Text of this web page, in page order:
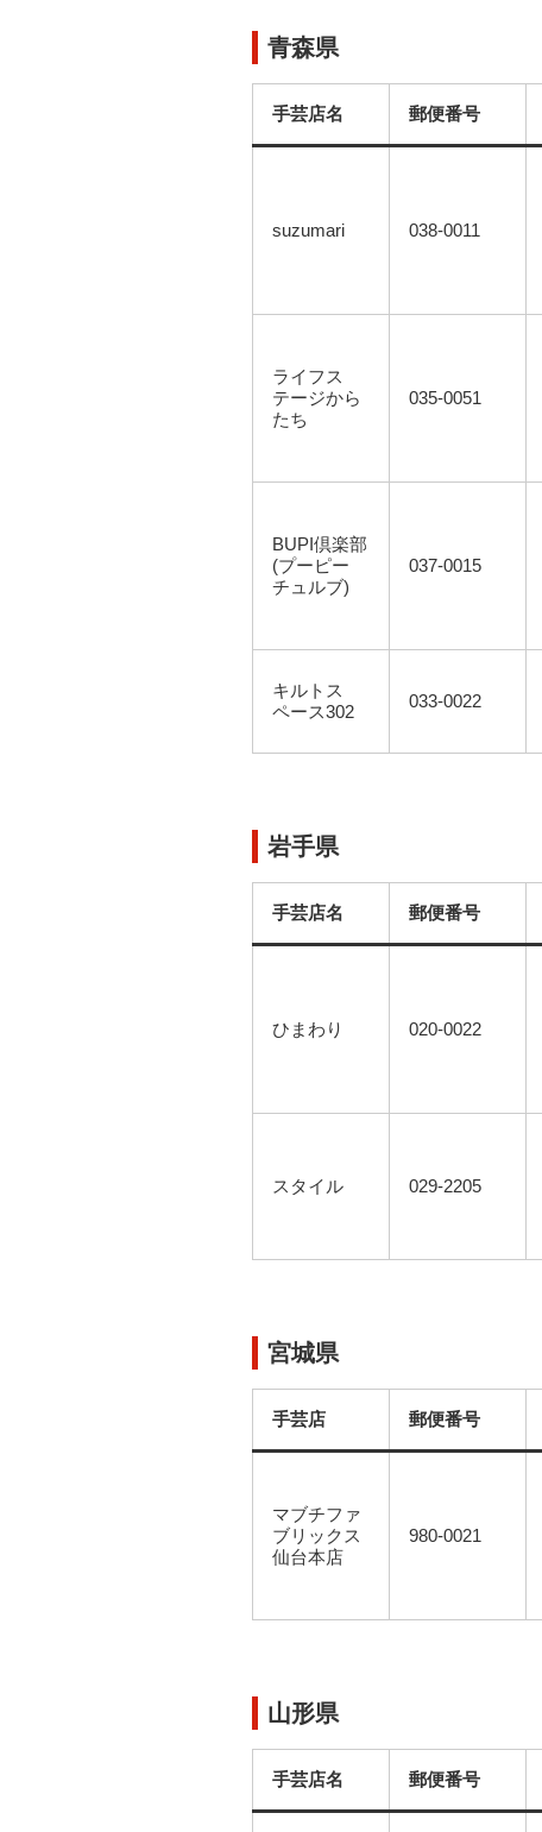
青森県
手芸店名 郵便番号
suzumari 038-0011
ライフス
テージから
たち
035-0051
BUPI倶楽部
(プーピー
チュルブ)
037-0015
キルトス
ペース302
033-0022
岩手県
手芸店名 郵便番号
ひまわり 020-0022
スタイル 029-2205
宮城県
手芸店 郵便番号
マブチファ
ブリックス
仙台本店
980-0021
山形県
手芸店名 郵便番号